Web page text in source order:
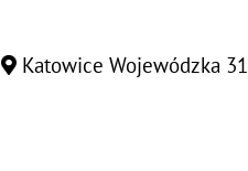
Katowice Wojewódzka 31